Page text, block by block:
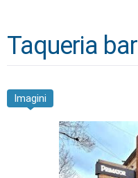
Taqueria bar
Imagini